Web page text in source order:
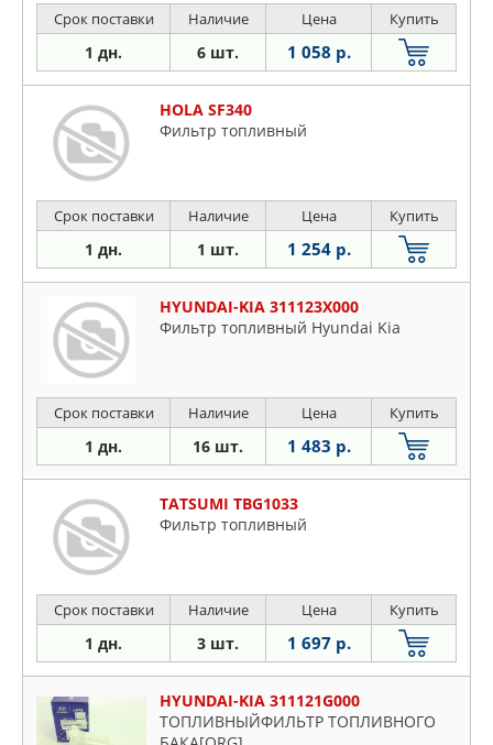
Срок поставки Наличие Цена Купить
1 дн. 6 шт. 1 058 р.
HOLA SF340
Фильтр топливный
Срок поставки Наличие Цена Купить
1 дн. 1 шт. 1 254 р.
HYUNDAI-KIA 311123X000
Фильтр топливный Hyundai Kia
Срок поставки Наличие Цена Купить
1 дн. 16 шт. 1 483 р.
TATSUMI TBG1033
Фильтр топливный
Срок поставки Наличие Цена Купить
1 дн. 3 шт. 1 697 р.
HYUNDAI-KIA 311121G000
ТОПЛИВНЫЙФИЛЬТР ТОПЛИВНОГО